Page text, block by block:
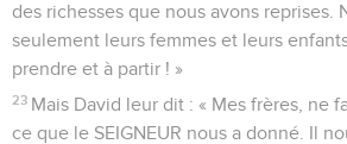
des richesses que nous avons reprises.
seulement leurs femmes et leurs
prendre et à partir ! »
23 Mais David leur dit : « Mes frères, ne
ce que le SEIGNEUR nous a donné. Il